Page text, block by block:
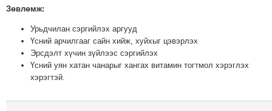
ДҮГЭЭР
ТОЙРОНД
ЗӨРЧЛИЙН
ХУУЛИЙН
Зөвлөмж:
Урьдчилан сэргийлэх аргууд
Үсний арчилгааг сайн хийж, хуйхыг цэвэрлэх
Эрсдэлт хүчин зүйлээс сэргийлэх
Үсний уян хатан чанарыг хангах витамин тогтмол хэрэглэх
хэрэгтэй.